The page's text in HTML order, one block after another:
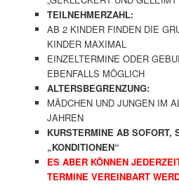
TEILNEHMERZAHL:
AB 2 KINDER FINDEN DIE
KINDER MAXIMAL
EINZELTERMINE ODER
EBENFALLS MÖGLICH
ALTERSBEGRENZUNG:
MÄDCHEN UND JUNGEN IM
JAHREN
KURSTERMINE AB SOFORT,
„KONDITIONEN“
ES ABER KÖNNEN
TERMINE VEREINBART